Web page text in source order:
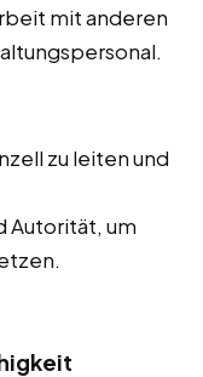
mit anderen
zu leiten und
Autorität, um